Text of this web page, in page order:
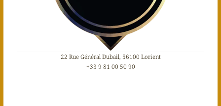
22 Rue Général Dubail, 56100 Lorient
+33 9 81 00 50 90